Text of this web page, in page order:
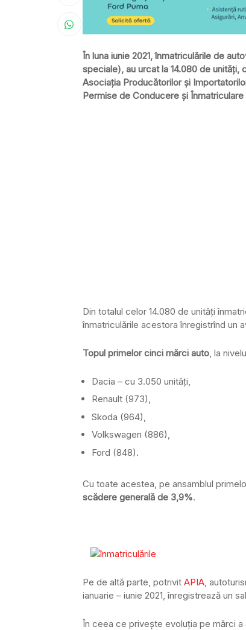
În luna iunie 2021, înmatriculările de
speciale), au urcat la 14.080 de unități,
Asociaţia Producătorilor şi
Permise de Conducere şi
Din totalul celor 14.080 de unităţi
înmatriculările acestora înregistrînd un
Topul primelor cinci mărci auto, la
Dacia – cu 3.050 unităţi,
Renault (973),
Skoda (964),
Volkswagen (886),
Ford (848).
Cu toate acestea, pe ansamblul
scădere generală de 3,9%.
Pe de altă parte, potrivit APIA,
ianuarie – iunie 2021, înregistrează un
În ceea ce privește evoluția pe mărci a